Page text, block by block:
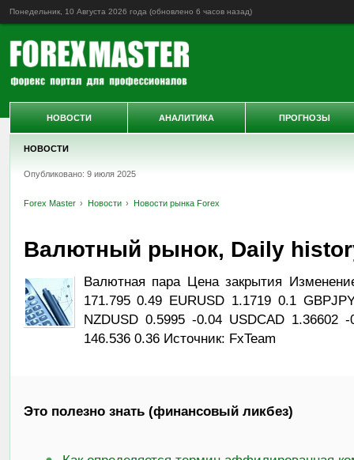
Понедельник, 10 Августа 2026 года (обновлено 6 часов назад)
НОВОСТИ
Опубликовано: 9 июля 2025
Forex Master Новости Новости рынка Forex
Валютный рынок, Daily
Валютная пара Цена закрытия
171.795 0.49 EURUSD 1.1719 0.1
NZDUSD 0.5995 -0.04 USDCAD 1.36602
146.536 0.36 Источник: FxTeam
Это полезно знать (финансовый ликбез)
НОВОСТИ АНАЛИТИКА ПРОГНОЗЫ